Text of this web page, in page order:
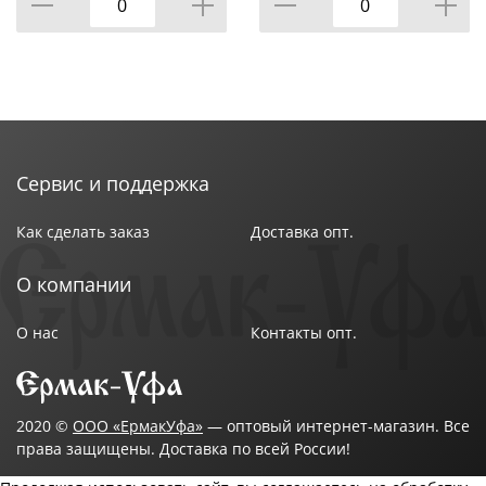
растворитель.
Время высыхания:
Сервис и поддержка
Как сделать заказ Доставка опт.
О компании
О нас Контакты опт.
2020 © ООО «ЕрмакУфа» — оптовый интернет-магазин. Все
права защищены. Доставка по всей России!